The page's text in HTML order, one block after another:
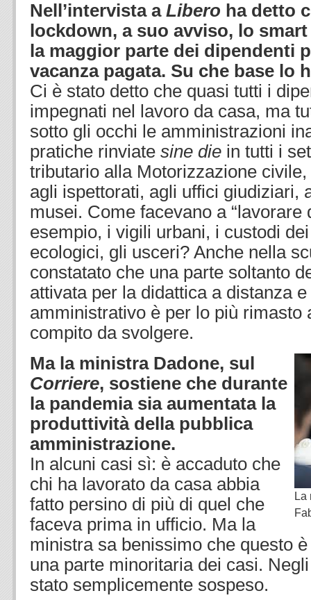
Nell’intervista a Libero ha detto
lockdown, a suo avviso, lo
la maggior parte dei dipendenti
vacanza pagata. Su che base lo
Ci è stato detto che quasi tutti i
impegnati nel lavoro da casa, ma
sotto gli occhi le amministrazioni
pratiche rinviate sine die in tutti i
tributario alla Motorizzazione
agli ispettorati, agli uffici giudiziari,
musei. Come facevano a “lavorare
esempio, i vigili urbani, i custodi
ecologici, gli usceri? Anche nella
constatato che una parte soltanto
attivata per la didattica a distanza
amministrativo è per lo più rimasto
compito da svolgere.
La
Ma la ministra Dadone, sul
Corriere, sostiene che durante
la pandemia sia aumentata la
produttività della pubblica
amministrazione.
In alcuni casi sì: è accaduto che
chi ha lavorato da casa abbia
fatto persino di più di quel che
faceva prima in ufficio. Ma la
ministra sa benissimo che questo
una parte minoritaria dei casi.
stato semplicemente sospeso.